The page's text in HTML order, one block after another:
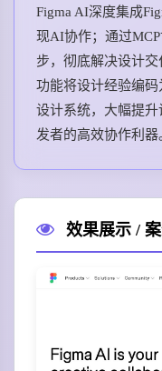
Figma AI深度集成
现AI协作；通过
步，彻底解决设计
功能将设计经验编
设计系统，大幅提
发者的高效协作利器
效果展示 /